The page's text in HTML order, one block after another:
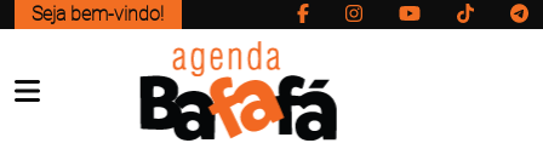
Seja bem-vindo!